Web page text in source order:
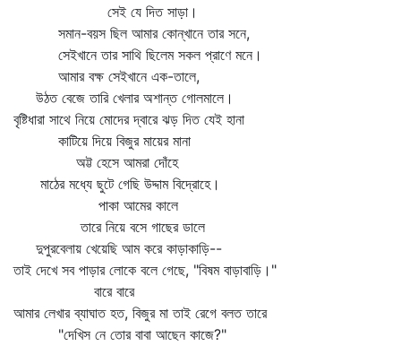
সেই যে দিত সাড়া।
সমান-বয়স ছিল আমার কোন্‌খানে তার সনে,
সেইখানে তার সাথি ছিলেম সকল প্রাণে মনে।
আমার বক্ষ সেইখানে এক-তালে,
উঠত বেজে তারি খেলার অশান্ত গোলমালে।
বৃষ্টিধারা সাথে নিয়ে মোদের দ্বারে ঝড় দিত যেই হানা
কাটিয়ে দিয়ে বিজুর মায়ের মানা
অট্ট হেসে আমরা দোঁহে
মাঠের মধ্যে ছুটে গেছি উদ্দাম বিদ্রোহে।
পাকা আমের কালে
তারে নিয়ে বসে গাছের ডালে
দুপুরবেলায় খেয়েছি আম করে কাড়াকাড়ি--
তাই দেখে সব পাড়ার লোকে বলে গেছে, "বিষম বাড়াবাড়ি।"
বারে বারে
আমার লেখার ব্যাঘাত হত, বিজুর মা তাই রেগে বলত তারে
"দেখিস নে তোর বাবা আছেন কাজে?"